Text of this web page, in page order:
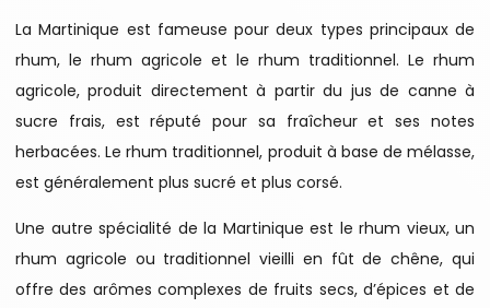
La Martinique est fameuse pour deux types principaux de
rhum, le rhum agricole et le rhum traditionnel. Le rhum
agricole, produit directement à partir du jus de canne à
sucre frais, est réputé pour sa fraîcheur et ses notes
herbacées. Le rhum traditionnel, produit à base de mélasse,
est généralement plus sucré et plus corsé.
Une autre spécialité de la Martinique est le rhum vieux, un
rhum agricole ou traditionnel vieilli en fût de chêne, qui
offre des arômes complexes de fruits secs, d’épices et de